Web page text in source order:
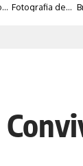
Ezer Berdugo transforma experiências multiculturais e memórias em narrativas visuais por meio da fotografia Fotografia de Fátima Carlini transforma paisagens naturais em experiências de contemplação